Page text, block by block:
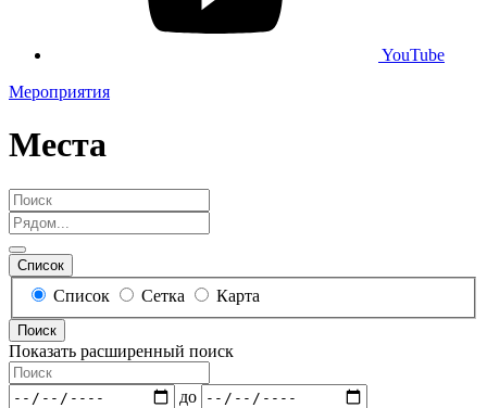
YouTube
Мероприятия
Места
Поиск
Рядом...
Список
Результаты
поиска
Тип
просмотра
Список Сетка Карта
Поиск
Показать расширенный поиск
Поиск
Даты
до